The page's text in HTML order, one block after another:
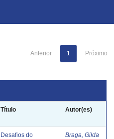
Anterior 1 Próximo
Título Autor(es)
Desafios do
Braga, Gilda